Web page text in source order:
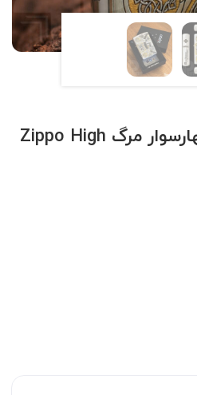
فندک بنزینی طرح چهار‌سوار مرگ Zippo High